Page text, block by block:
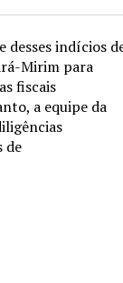
desses indícios
Mirim para
fiscais
a equipe da
de